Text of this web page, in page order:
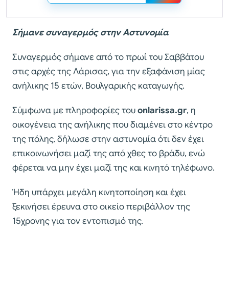
Σήμανε συναγερμός στην Αστυνομία
Συναγερμός σήμανε από το πρωί του Σαββάτου
στις αρχές της Λάρισας, για την εξαφάνιση μίας
ανήλικης 15 ετών, Βουλγαρικής καταγωγής.
Σύμφωνα με πληροφορίες τουonlarissa.gr, η
οικογένεια της ανήλικης που διαμένει στο κέντρο
της πόλης, δήλωσε στην αστυνομία ότι δεν έχει
επικοινωνήσει μαζί της από χθες το βράδυ, ενώ
φέρεται να μην έχει μαζί της και κινητό τηλέφωνο.
Ήδη υπάρχει μεγάλη κινητοποίηση και έχει
ξεκινήσει έρευνα στο οικείο περιβάλλον της
15χρονης για τον εντοπισμό της.